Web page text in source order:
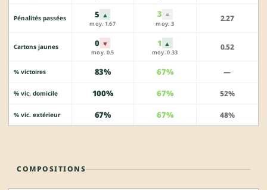
Pénalités passées 5 ▲
moy. 1.67
3 =
moy. 3
2.27
Cartons jaunes 0 ▼
moy. 0.5
1 ▲
moy. 0.33
0.52
% victoires 83% 67% —
% vic. domicile 100% 67% 52%
% vic. extérieur 67% 67% 48%
COMPOSITIONS